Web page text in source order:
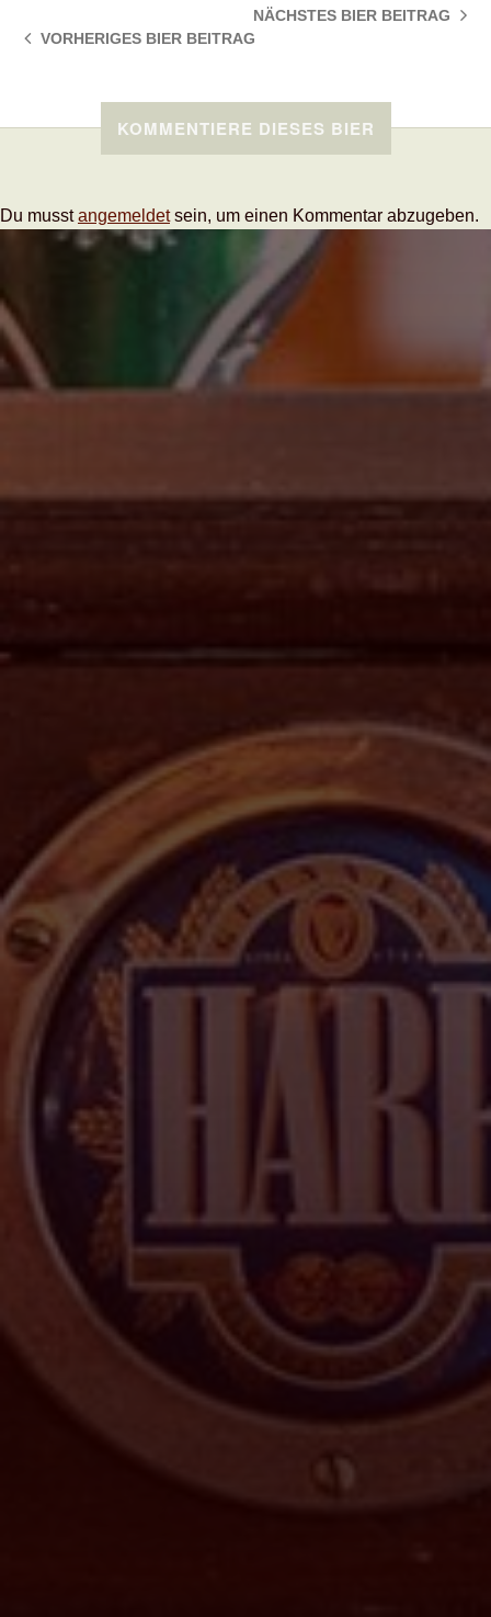
NÄCHSTES BIERBEITRAG
VORHERIGES BIER BEITRAG
KOMMENTIERE DIESES BIER
Du musstangemeldetsein, um einen Kommentar abzugeben.